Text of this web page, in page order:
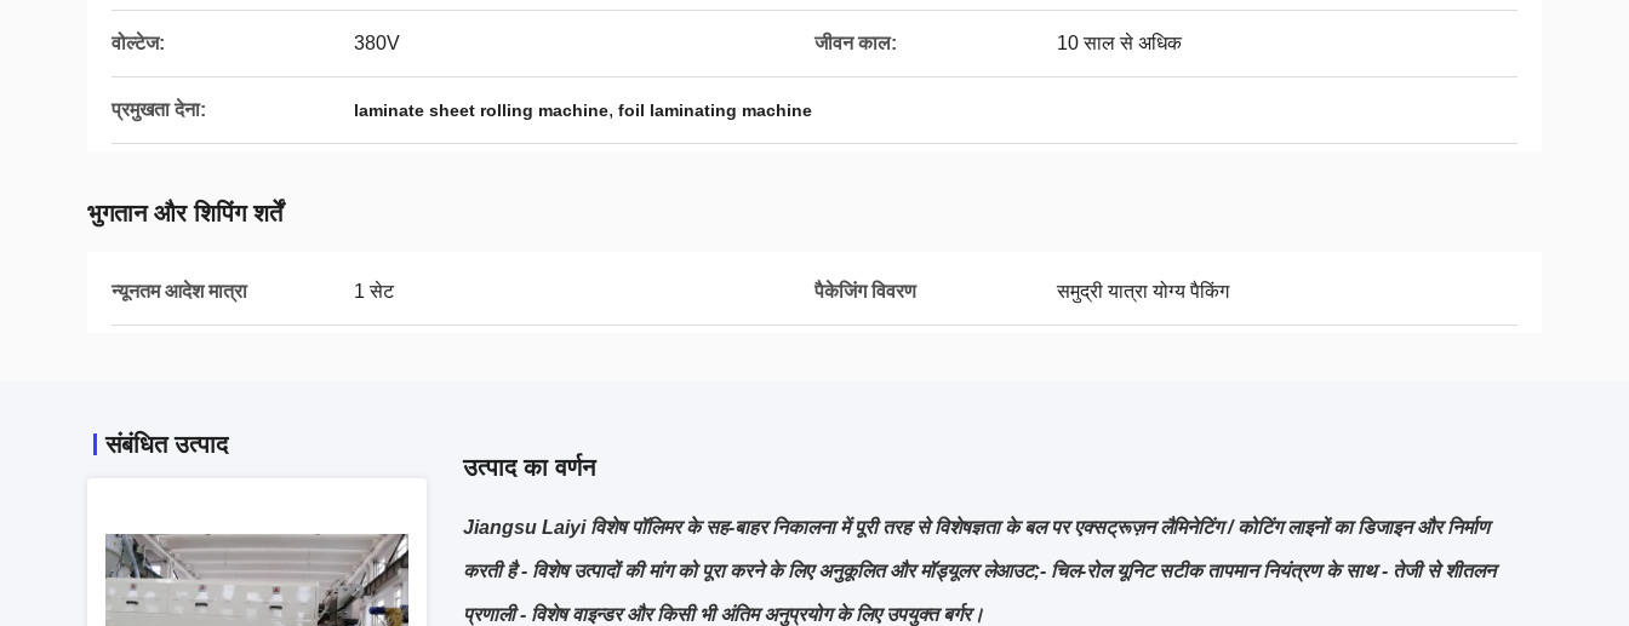
वोल्टेज: 380V जीवन काल: 10 साल से अधिक
प्रमुखता देना: laminate sheet rolling machine, foil laminating machine
भुगतान और शिपिंग शर्तें
न्यूनतम आदेश मात्रा 1 सेट पैकेजिंग विवरण समुद्री यात्रा योग्य पैकिंग
संबंधित उत्पाद
उत्पाद का वर्णन
Jiangsu Laiyi विशेष पॉलिमर के सह-बाहर निकालना में पूरी तरह से विशेषज्ञता के बल पर एक्सट्रूज़न लैमिनेटिंग / कोटिंग लाइनों का डिजाइन और निर्माण
करती है - विशेष उत्पादों की मांग को पूरा करने के लिए अनुकूलित और मॉड्यूलर लेआउट;- चिल-रोल यूनिट सटीक तापमान नियंत्रण के साथ - तेजी से शीतलन
प्रणाली - विशेष वाइन्डर और किसी भी अंतिम अनुप्रयोग के लिए उपयुक्त बर्गर।